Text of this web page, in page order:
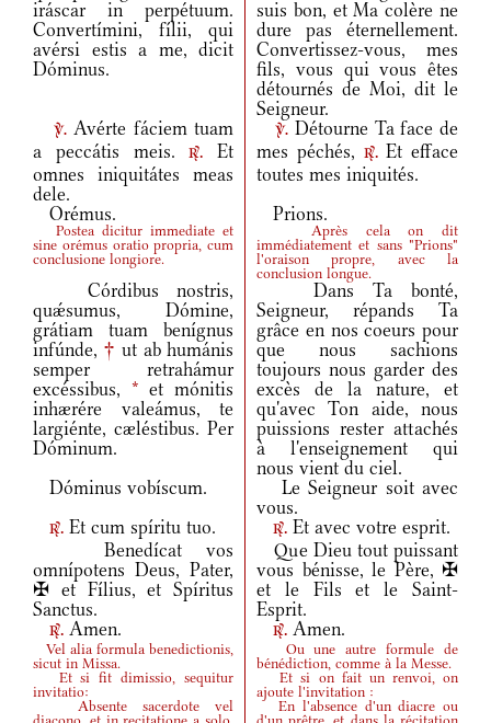
iráscar in perpétuum.
Convertímini, fílii, qui
avérsi estis a me, dicit
Dóminus.
suis bon, et Ma colère ne
dure pas éternellement.
Convertissez-vous, mes
fils, vous qui vous êtes
détournés de Moi, dit le
Seigneur.
v. Avérte fáciem tuam
a peccátis meis.r.
Et
omnes iniquitátes meas
dele.
v. Détourne Ta face de
mes péchés, r.Et efface
toutes mes iniquités.
Orémus.
Prions.
Postea dicitur immediate et
sine orémus oratio propria, cum
conclusione longiore.
Après cela on dit
immédiatement et sans "Prions"
l'oraison propre, avec la
conclusion longue.
Córdibus nostris,
quǽsumus, Dómine,
grátiam tuam benígnus
infúnde, † ut ab humánis
semper retrahámur
excéssibus, * et mónitis
inhærére valeámus, te
largiénte, cæléstibus. Per
Dóminum.
Dans Ta bonté,
Seigneur, répands Ta
grâce en nos coeurs pour
que nous sachions
toujours nous garder des
excès de la nature, et
qu'avec Ton aide, nous
puissions rester attachés
à l'enseignement qui
nous vient du ciel.
Dóminus vobíscum.
Le Seigneur soit avec
vous.
r. Et cum spíritu tuo. r. Et avec votre esprit.
Benedícat vos
omnípotens Deus, Pater,
✠ et Fílius, et Spíritus
Sanctus.
Que Dieu tout puissant
vous bénisse, le Père, ✠
et le Fils et le Saint-
Esprit.
r. Amen. r. Amen.
Vel alia formula benedictionis,
sicut in Missa.
Ou une autre formule de
bénédiction, comme à la Messe.
Et si fit dimissio, sequitur
invitatio:
Et si on fait un renvoi, on
ajoute l'invitation :
Absente sacerdote vel En l'absence d'un diacre ou